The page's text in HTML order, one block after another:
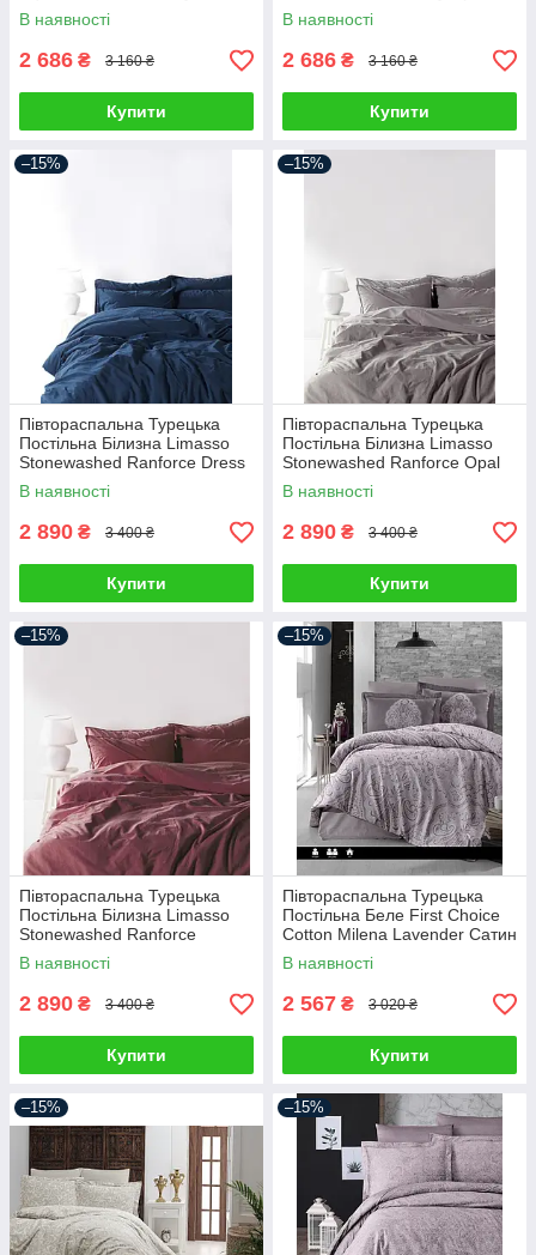
Полуторный
В наявності
2 686 ₴ 3 160 ₴
Купити
В наявності
2 686 ₴ 3 160 ₴
Купити
–15%
Півтораспальна Турецька
Постільна Білизна Limasso
Stonewashed Ranforce Dress
Blue Варена Хлопок
В наявності
2 890 ₴ 3 400 ₴
Купити
–15%
Півтораспальна Турецька
Постільна Білизна Limasso
Stonewashed Ranforce Opal
Grey Варена Бавовна
160х220см
В наявності
2 890 ₴ 3 400 ₴
Купити
–15%
Півтораспальна Турецька
Постільна Білизна Limasso
Stonewashed Ranforce
Raspberry Варена Бавовна
160х220см
В наявності
2 890 ₴ 3 400 ₴
Купити
–15%
Півтораспальна Турецька
Постільна Беле First Choice
Cotton Milena Lavender Сатин
В наявності
2 567 ₴ 3 020 ₴
Купити
–15% –15%